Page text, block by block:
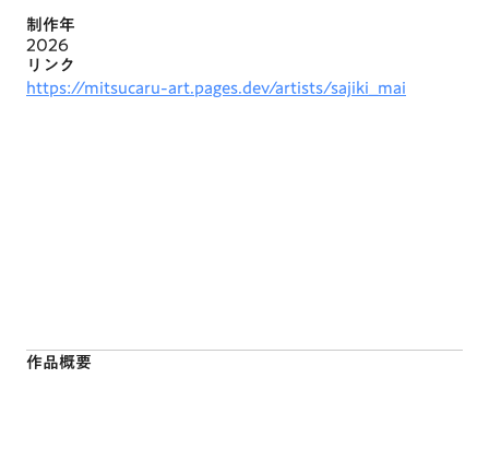
制作年
2026
リンク
https://mitsucaru-art.pages.dev/artists/sajiki_mai
作品概要